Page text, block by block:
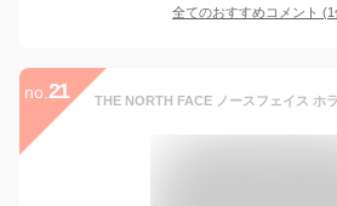
全てのおすすめコメント (1
no. 21